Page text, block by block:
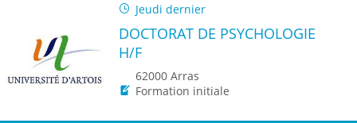
Jeudi dernier
DOCTORAT DE PSYCHOLOGIE
H/F
62000 Arras
Formation initiale